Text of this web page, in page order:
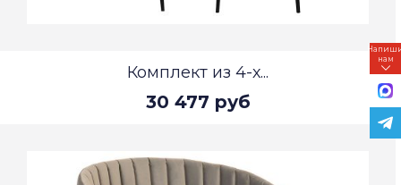
Комплект из 4-х...
30 477 руб
нам